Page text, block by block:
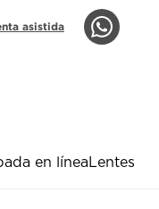
asistida
en línea Lentes